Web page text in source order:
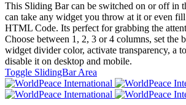
This Sliding Bar can be switched on or off in
can take any widget you throw at it or even
HTML Code. Its perfect for grabbing the
Choose between 1, 2, 3 or 4 columns, set the
widget divider color, activate transparency, a
disable it on desktop and mobile.
Toggle SlidingBar Area